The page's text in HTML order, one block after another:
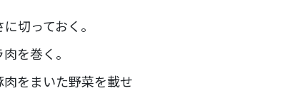
切っておく。
を巻く。
をまいた野菜を載せ